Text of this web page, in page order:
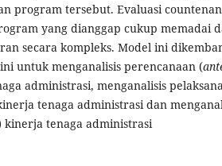
program tersebut. Evaluasi
yang dianggap cukup memadai
secara kompleks. Model ini
untuk menganalisis perencanaan (
administrasi, menganalisis
tenaga administrasi dan
kinerja tenaga administrasi